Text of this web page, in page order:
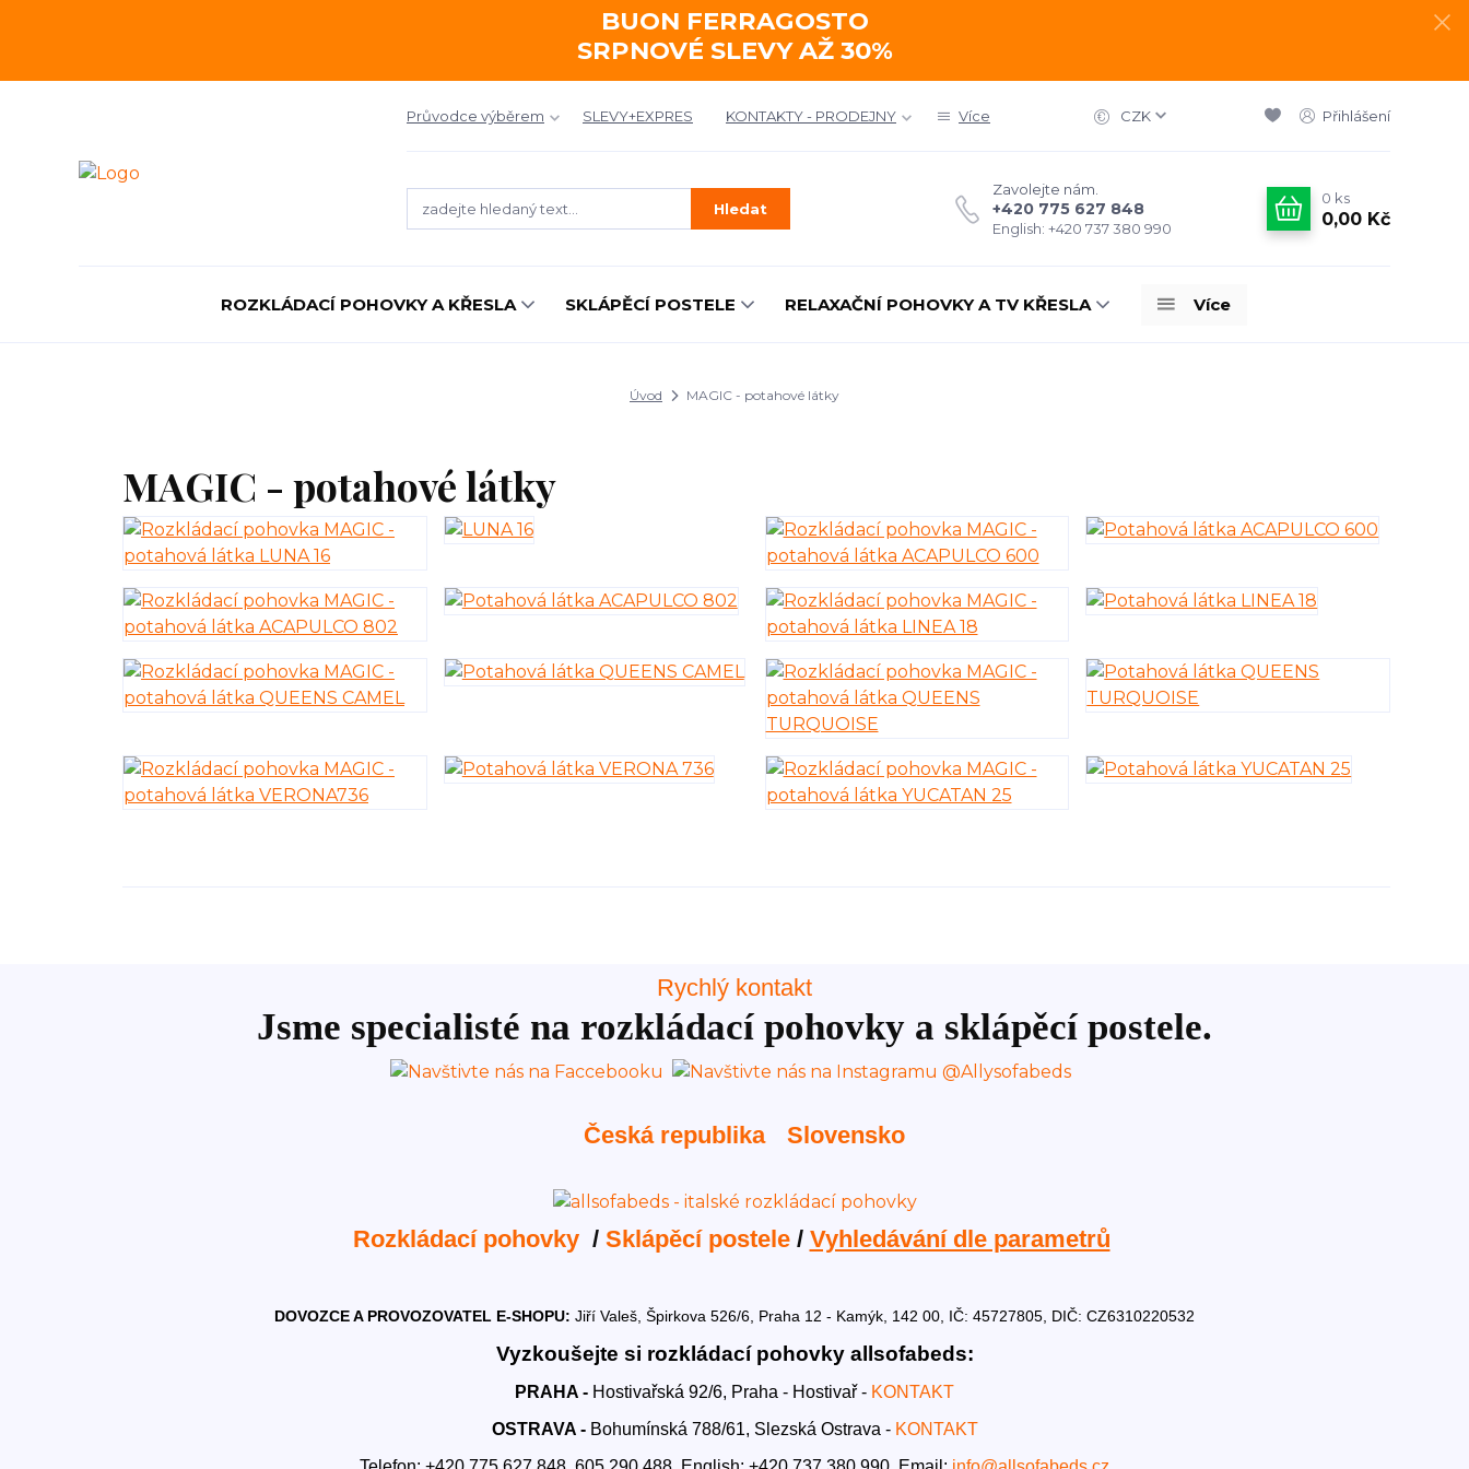
BUON FERRAGOSTO
SRPNOVÉ SLEVY AŽ 30%
Průvodce výběrem SLEVY+EXPRES KONTAKTY - PRODEJNY Více CZK Přihlášení
Hledat
Zavolejte nám.
+420 775 627 848
English: +420 737 380 990
0 ks
0,00 Kč
ROZKLÁDACÍ POHOVKY A KŘESLA SKLÁPĚCÍ POSTELE RELAXAČNÍ POHOVKY A TV KŘESLA Více
Úvod MAGIC - potahové látky
MAGIC - potahové látky
Rychlý kontakt
Jsme specialisté na rozkládací pohovky a sklápěcí postele.
Česká republika Slovensko
Rozkládací pohovky / Sklápěcí postele/ Vyhledávání dle parametrů
DOVOZCE A PROVOZOVATEL E-SHOPU: Jiří Valeš, Špirkova 526/6, Praha 12 - Kamýk, 142 00, IČ: 45727805, DIČ: CZ6310220532
Vyzkoušejte si rozkládací pohovky allsofabeds:
PRAHA - Hostivařská 92/6, Praha - Hostivař - KONTAKT
OSTRAVA - Bohumínská 788/61, Slezská Ostrava - KONTAKT